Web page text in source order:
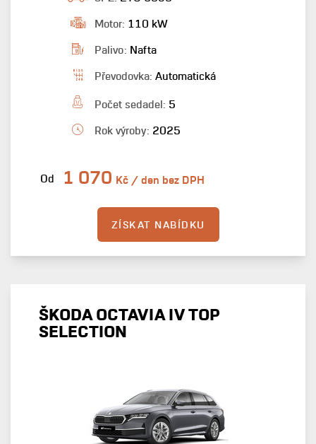
Motor: 110 kW
Palivo: Nafta
Převodovka: Automatická
Počet sedadel: 5
Rok výroby: 2025
Od 1 070 Kč / den bez DPH
ZÍSKAT NABÍDKU
ŠKODA OCTAVIA IV TOP
SELECTION